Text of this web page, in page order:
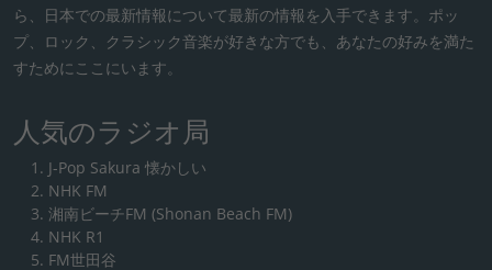
ら、日本での最新情報について最新の情報を入手できます。ポッ
プ、ロック、クラシック音楽が好きな方でも、あなたの好みを満た
すためにここにいます。
人気のラジオ局
J-Pop Sakura 懐かしい
NHK FM
湘南ビーチFM (Shonan Beach FM)
NHK R1
FM世田谷